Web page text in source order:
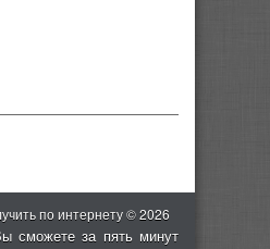
по интернету © 2026
сможете за пять минут